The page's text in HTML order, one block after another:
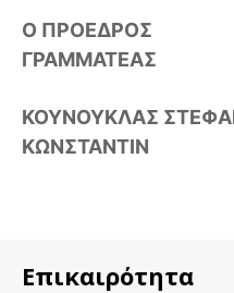
Ο
ΓΡΑΜΜΑΤΕΑΣ
ΚΟΥΝΟΥΚΛΑΣ
ΚΩΝΣΤΑΝΤΙΝ
Επικαιρότητα